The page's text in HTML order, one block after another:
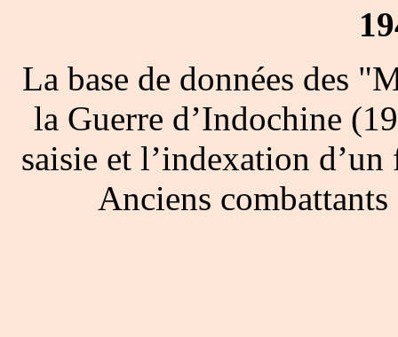
La base de données des
la Guerre d’Indochine
saisie et l’indexation
Anciens